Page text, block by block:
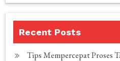
Recent Posts
Tips Mempercepat Proses